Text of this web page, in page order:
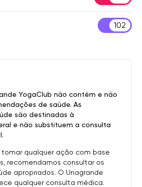
102
YogaClub não contém e não
de saúde. As
são destinadas à
e não substituem a consulta
qualquer ação com base
recomendamos consultar os
apropriados. O Unagrande
qualquer consulta médica.